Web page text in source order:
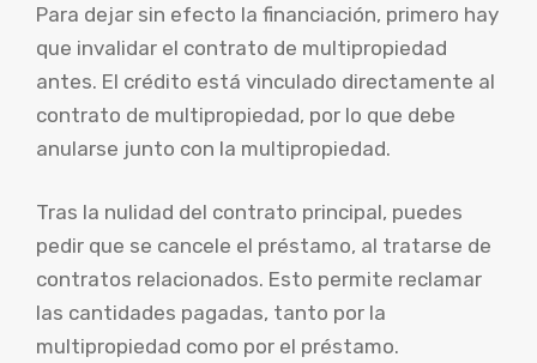
Para dejar sin efecto la financiación, primero hay
que invalidar el contrato de multipropiedad
antes. El crédito está vinculado directamente al
contrato de multipropiedad, por lo que debe
anularse junto con la multipropiedad.
Tras la nulidad del contrato principal, puedes
pedir que se cancele el préstamo, al tratarse de
contratos relacionados. Esto permite reclamar
las cantidades pagadas, tanto por la
multipropiedad como por el préstamo.